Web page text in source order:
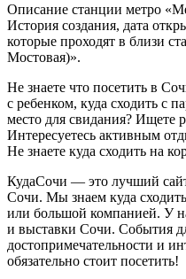
Описание станции метро
История создания, дата
которые проходят в близи
Мостовая)».
Не знаете что посетить в
с ребенком, куда сходить с
место для свидания? Ищете
Интересуетесь активным
Не знаете куда сходить на
КудаСочи — это лучший
Сочи. Мы знаем куда
или большой компанией. У
и выставки Сочи. События
достопримечательности и
обязательно стоит посетить!